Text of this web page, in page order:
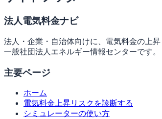
法人電気料金ナビ
法人・企業・自治体向けに、電気料金の上
一般社団法人エネルギー情報センターです。
主要ページ
ホーム
電気料金上昇リスクを診断する
シミュレーターの使い方